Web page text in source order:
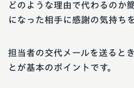
どのような理由で代わるのか
になった相手に感謝の気持ち
担当者の交代メールを送ると
とが基本のポイントです。